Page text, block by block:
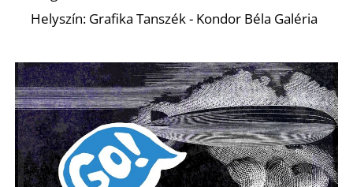
Helyszín: Grafika Tanszék - Kondor Béla Galéria